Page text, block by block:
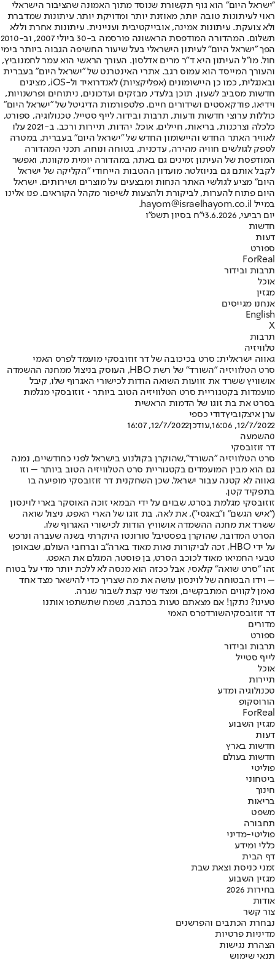
"ישראל היום" הוא גוף תקשורת שנוסד מתוך האמונה שהציבור הישראלי
ראוי לעיתונות טובה יותר, מאוזנת יותר ומדויקת יותר. עיתונות שמדברת
ולא צועקת. עיתונות אמינה, אובייקטיבית ועניינית. עיתונות אחרת וללא
תשלום. המהדורה המודפסת הראשונה פורסמה ב-30 ביולי 2007, וב-2010
הפך "ישראל היום" לעיתון הישראלי בעל שיעור החשיפה הגבוה ביותר בימי
חול. מו"ל העיתון היא ד"ר מרים אדלסון. העורך הראשי הוא עמר לחמנוביץ,
והעורך המייסד הוא עמוס רגב. אתרי האינטרנט של "ישראל היום" בעברית
ובאנגלית, כמו כן היישומונים (אפליקציות) לאנדרואיד ול-iOS, מציגים
חדשות מסביב לשעון, תוכן בלעדי, מבזקים ועדכונים, ניתוחים ופרשנויות,
וידיאו, פודקאסטים ושידורים חיים. פלטפורמות הדיגיטל של "ישראל היום"
כוללות ערוצי חדשות ודעות, תרבות ובידור, לייף סטייל, טכנולוגיה, ספורט,
כלכלה וצרכנות, בריאות, חיילים, אוכל, יהדות, תיירות ורכב. ב-2021 עלו
לאוויר האתר החדש והיישומון החדש של "ישראל היום" בעברית, במטרה
לספק לגולשים חוויה מהירה, עדכנית, בטוחה ונוחה. תכני המהדורה
המודפסת של העיתון זמינים גם באתר, במהדורה יומית מקוונת, ואפשר
לקבל אותם גם בניוזלטר. מועדון ההטבות הייחודי "הקליקה של ישראל
היום" מציע לגולשי האתר הנחות ומבצעים על מוצרים ושירותים. ישראל
היום פתוח להערות, לביקורת ולהצעות לשיפור מקהל הקוראים. פנו אלינו
במייל hayom@israelhayom.co.il.
יום רביעי, 3.6.2026
י"ח בסיון תשפ"ו
חדשות
דעות
ספורט
ForReal
תרבות ובידור
אוכל
מגזין
אנחנו מגייסים
English
X
תרבות
טלוויזיה
גאווה ישראלית: סרט בכיכובה של דר זוזובסקי מועמד לפרס האמי
סרט הטלוויזיה "השורד" של רשת HBO, העוסק בניצול ממחנה ההשמדה
אושוויץ ששרד את זוועות השואה הודות לכישורי האגרוף שלו, קיבל
מועמדות בקטגוריית סרט הטלוויזיה הטוב ביותר • זוזובסקי מגלמת
בסרט את בת זוגו של הדמות הראשית
ערן איצקוביץדודי כספי
12/7/2022, 16:06
,עודכן12/7/2022, 16:07
0השמעה
דר זוזובסקי
סרט הטלוויזיה "השורד",שהוקרן בקולנוע בישראל לפני כחודשיים, נמנה
גם הוא מבין המועמדים בקטגוריית סרט הטלוויזיה הטוב ביותר – וזו
גאווה לא קטנה עבור ישראל, שכן השחקנית דר זוזובסקי מופיעה בו
בתפקיד קטן.
זוזובסקי מגלמת בסרט, שבוים על ידי הבמאי זוכה האוסקר בארי לוינסון
("איש הגשם" ו"באגסי"), את לאה, בת זוגו של הארי האפט, ניצול שואה
ששרד את מחנה ההשמדה אושוויץ הודות לכישורי האגרוף שלו.
הסרט המדובר, שהוקרן בפסטיבל טורונטו היוקרתי בשנה שעברה ונרכש
על ידי HBO, זכה לביקורות נאות מאוד בארה"ב וברחבי העולם, שבאופן
טבעי החמיאו מאוד לכוכב הסרט, בן פוסטר, המגלם את האפט.
זהו "סרט שואה" קלאסי, אבל ככזה הוא מנסה לא ללכת יותר מדי על בטוח
– וידו הבטוחה של לוינסון עושה את מה שצריך כדי להישאר מצד אחד
נאמן לקווים המתבקשים, ומצד שני קצת לשבור שגרה.
טעינו? נתקן! אם מצאתם טעות בכתבה, נשמח שתשתפו אותנו
דר זוזובסקיהשורדפרס האמי
מדורים
ספורט
תרבות ובידור
לייף סטייל
אוכל
תיירות
טכנולוגיה ומדע
הורוסקופ
ForReal
מגזין השבוע
דעות
חדשות בארץ
חדשות בעולם
פוליטי
ביטחוני
חינוך
בריאות
משפט
תחבורה
פוליטי-מדיני
כללי ומידע
דף הבית
זמני כניסת וצאת שבת
מגזין השבוע
בחירות 2026
אודות
צור קשר
נבחרת הכתבים והפרשנים
מדיניות פרטיות
הצהרת נגישות
תנאי שימוש